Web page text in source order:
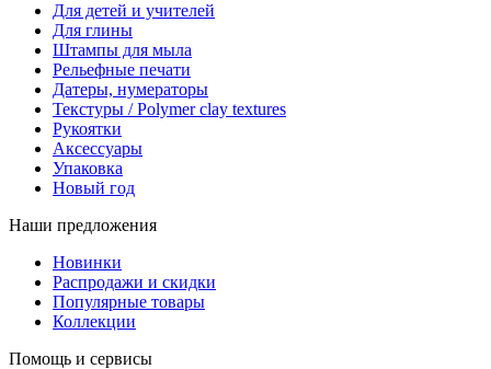
Для детей и учителей
Для глины
Штампы для мыла
Рельефные печати
Датеры, нумераторы
Текстуры / Polymer clay textures
Рукоятки
Аксессуары
Упаковка
Новый год
Наши предложения
Новинки
Распродажи и скидки
Популярные товары
Коллекции
Помощь и сервисы